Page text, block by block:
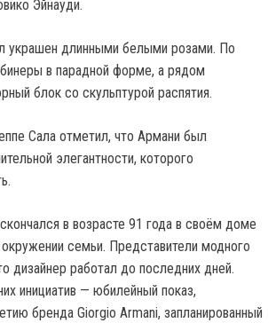
Эйнауди.
украшен длинными белыми розами. По
в парадной форме, а рядом
блок со скульптурой распятия.
Сала отметил, что Армани был
элегантности, которого
в возрасте 91 года в своём доме
семьи. Представители модного
дизайнер работал до последних дней.
инициатив — юбилейный показ,
бренда Giorgio Armani, запланированный